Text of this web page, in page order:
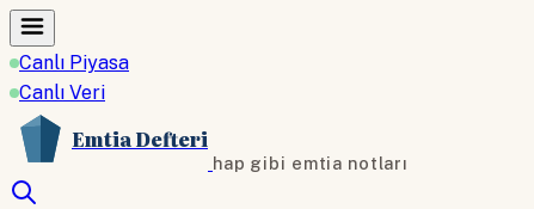
Canlı Piyasa
Canlı Veri
Emtia Defteri
hap gibi emtia notları